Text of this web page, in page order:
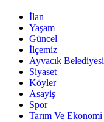
İlan
Yaşam
Güncel
İlçemiz
Ayvacık Belediyesi
Siyaset
Köyler
Asayiş
Spor
Tarım Ve Ekonomi